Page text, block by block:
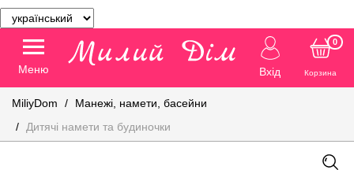
Меню Вхід Корзина
0
MiliyDom
Манежі, намети, басейни
Дитячі намети та будиночки